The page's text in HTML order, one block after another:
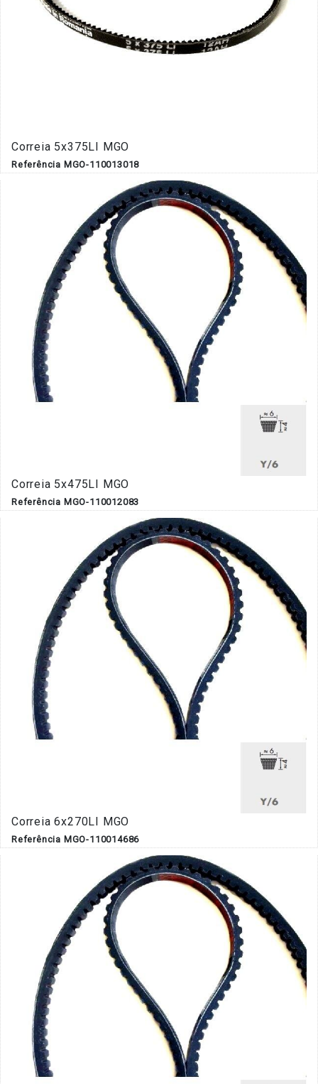
Correia 5x375LI MGO
Referência MGO-110013018
Correia 5x475LI MGO
Referência MGO-110012083
Correia 6x270LI MGO
Referência MGO-110014686